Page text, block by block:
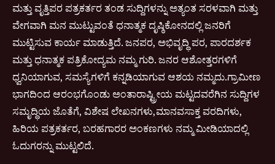
ಮತ್ತು ವೃತ್ತಿಪರ ಪತ್ರಕರ್ತರ ತಂಡ ಸುದ್ದಿಗಳನ್ನು ಅತ್ಯಂತ ಸರಳವಾಗಿ ಮತ್ತು
ವೇಗವಾಗಿ ಮನ ಮುಟ್ಟುವಂತೆ ಧನಾತ್ಮಕ ದೃಷ್ಠಿಕೋನದಲ್ಲಿ ಜನರಿಗೆ
ಮುಟ್ಟಿಸುವ ಕಾರ್ಯ ಮಾಡುತ್ತಿದೆ. ಜನಪರ, ಅಭಿವೃದ್ಧಿ ಪರ, ಪಾರದರ್ಶಕ
ಮತ್ತು ಧನಾತ್ಮಕ ಪತ್ರಿಕೋದ್ಯಮ ನಮ್ಮ ಗುರಿ. ಜನರ ಆಶೋತ್ತರಗಳಿಗೆ
ಧ್ವನಿಯಾಗುವ, ಸಮಸ್ಯೆಗಳಿಗೆ ಕನ್ನಡಿಯಾಗುವ ಆಶಯ ನಮ್ಮದು.ಗ್ರಾಮೀಣ
ಭಾಗದಿಂದ ಆರಂಭಗೊಂಡು ಅಂತಾರಾಷ್ಟ್ರೀಯ ಮಟ್ಟದವರೆಗಿನ ಸುದ್ದಿಗಳ
ಸಮೃದ್ಧಿಯ ಜೊತೆಗೆ, ವಿಶೇಷ ಲೇಖನಗಳು,ಮಾನವಸಾಕ್ತ ವರದಿಗಳು,
ಹಿರಿಯ ಪತ್ರಕರ್ತರ, ಬರಹಗಾರರ ಅಂಕಣಗಳು ನಮ್ಮ ಮೀಡಿಯಾದಲ್ಲಿ
ಓದುಗರನ್ನು ಮುಟ್ಟಲಿದೆ.